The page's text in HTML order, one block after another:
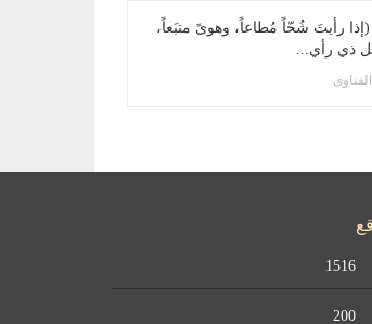
رأيتَ شُحّاً مُطاعاً، وهوىً متبَعاً،
ذي رأي...
الفتاوى